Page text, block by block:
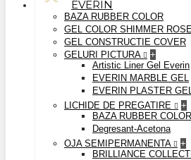
EVERIN
BAZA RUBBER COLOR
GEL COLOR SHIMMER
GEL CONSTRUCTIE COVER
GELURI PICTURA
+
Artistic Liner Gel Everin
EVERIN MARBLE GEL
EVERIN PLASTER
LICHIDE DE PREGATIRE
+
BAZA RUBBER
Degresant-Acetona
OJA SEMIPERMANENTA
+
BRILLIANCE